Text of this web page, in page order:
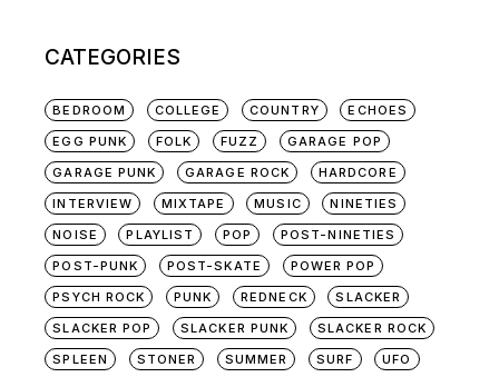
CATEGORIES
BEDROOM COLLEGE COUNTRY
ECHOES
EGG PUNK
FOLK FUZZ
GARAGE POP
GARAGE PUNK
GARAGE ROCK
HARDCORE
INTERVIEW
MIXTAPE MUSIC
NINETIES
NOISE
PLAYLIST POP
POST-NINETIES
POST-PUNK
POST-SKATE
POWER POP
PSYCH ROCK
PUNK REDNECK
SLACKER
SLACKER POP
SLACKER PUNK
SLACKER ROCK
SPLEEN
STONER SUMMER SURF UFO